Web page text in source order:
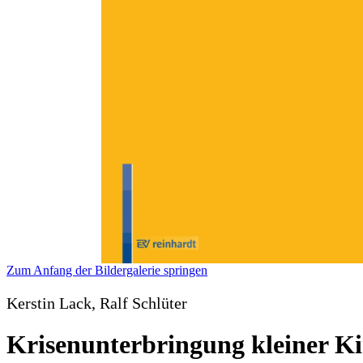
Zum Anfang der Bildergalerie springen
Kerstin Lack, Ralf Schlüter
Krisenunterbringung kleiner